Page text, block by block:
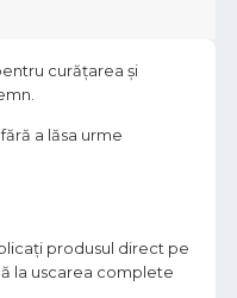
curăţarea şi
a lăsa urme
produsul direct pe
la uscarea complete